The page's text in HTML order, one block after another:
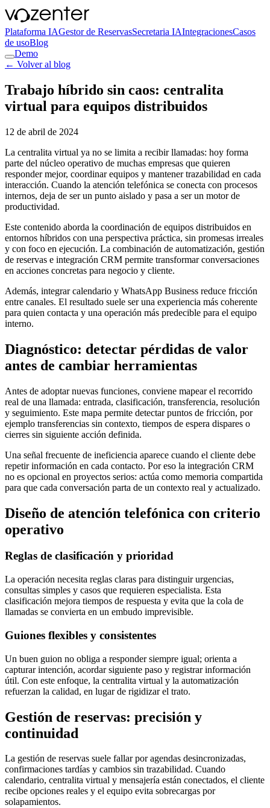
Plataforma IAGestor de ReservasSecretaria IAIntegracionesCasos
de usoBlog
Demo
← Volver al blog
Trabajo híbrido sin caos: centralita
virtual para equipos distribuidos
12 de abril de 2024
La centralita virtual ya no se limita a recibir llamadas: hoy forma
parte del núcleo operativo de muchas empresas que quieren
responder mejor, coordinar equipos y mantener trazabilidad en cada
interacción. Cuando la atención telefónica se conecta con procesos
internos, deja de ser un punto aislado y pasa a ser un motor de
productividad.
Este contenido aborda la coordinación de equipos distribuidos en
entornos híbridos con una perspectiva práctica, sin promesas irreales
y con foco en ejecución. La combinación de automatización, gestión
de reservas e integración CRM permite transformar conversaciones
en acciones concretas para negocio y cliente.
Además, integrar calendario y WhatsApp Business reduce fricción
entre canales. El resultado suele ser una experiencia más coherente
para quien contacta y una operación más predecible para el equipo
interno.
Diagnóstico: detectar pérdidas de valor
antes de cambiar herramientas
Antes de adoptar nuevas funciones, conviene mapear el recorrido
real de una llamada: entrada, clasificación, transferencia, resolución
y seguimiento. Este mapa permite detectar puntos de fricción, por
ejemplo transferencias sin contexto, tiempos de espera dispares o
cierres sin siguiente acción definida.
Una señal frecuente de ineficiencia aparece cuando el cliente debe
repetir información en cada contacto. Por eso la integración CRM
no es opcional en proyectos serios: actúa como memoria compartida
para que cada conversación parta de un contexto real y actualizado.
Diseño de atención telefónica con criterio
operativo
Reglas de clasificación y prioridad
La operación necesita reglas claras para distinguir urgencias,
consultas simples y casos que requieren especialista. Esta
clasificación mejora tiempos de respuesta y evita que la cola de
llamadas se convierta en un embudo imprevisible.
Guiones flexibles y consistentes
Un buen guion no obliga a responder siempre igual; orienta a
capturar intención, acordar siguiente paso y registrar información
útil. Con este enfoque, la centralita virtual y la automatización
refuerzan la calidad, en lugar de rigidizar el trato.
Gestión de reservas: precisión y
continuidad
La gestión de reservas suele fallar por agendas desincronizadas,
confirmaciones tardías y cambios sin trazabilidad. Cuando
calendario, centralita virtual y mensajería están conectados, el cliente
recibe opciones reales y el equipo evita sobrecargas por
solapamientos.